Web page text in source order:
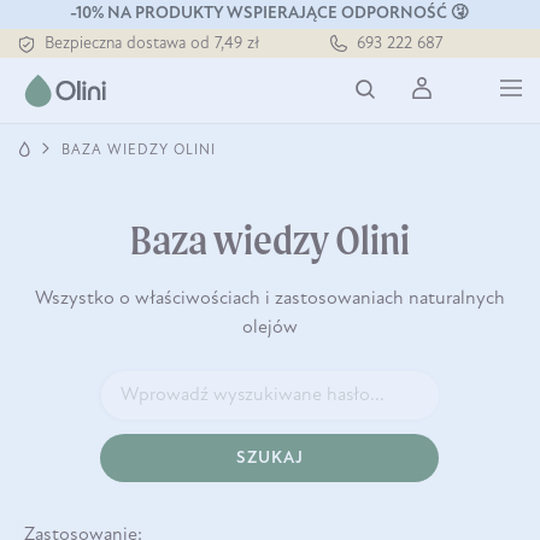
-10% NA PRODUKTY WSPIERAJĄCE ODPORNOŚĆ 🤧
Bezpieczna dostawa od 7,49 zł
Darmowa dostawa od 199 zł
Tłoczony zawsze na zimno
693 222 687
BAZA WIEDZY OLINI
Baza wiedzy Olini
Wszystko o właściwościach i zastosowaniach naturalnych
olejów
SZUKAJ
Zastosowanie: